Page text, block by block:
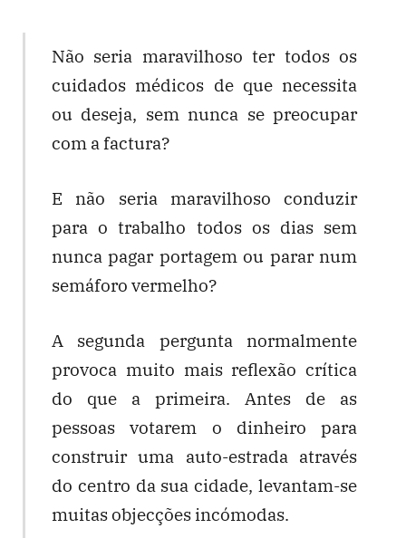
Não seria maravilhoso ter todos os
cuidados médicos de que necessita
ou deseja, sem nunca se preocupar
com a factura?
E não seria maravilhoso conduzir
para o trabalho todos os dias sem
nunca pagar portagem ou parar num
semáforo vermelho?
A segunda pergunta normalmente
provoca muito mais reflexão crítica
do que a primeira. Antes de as
pessoas votarem o dinheiro para
construir uma auto-estrada através
do centro da sua cidade, levantam-se
muitas objecções incómodas.